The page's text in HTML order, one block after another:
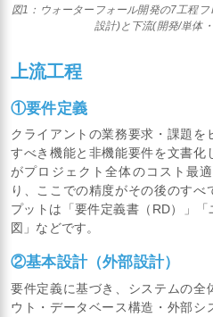
図1：ウォーターフォール開発の7工程
設計)と下流(開発/単体
上流工程
①要件定義
クライアントの業務要求・課題
すべき機能と非機能要件を文書化
がプロジェクト全体のコスト最
り、ここでの精度がその後のすべ
プットは「要件定義書（RD）」
図」などです。
②基本設計（外部設計）
要件定義に基づき、システムの全
ウト・データベース構造・外部シ